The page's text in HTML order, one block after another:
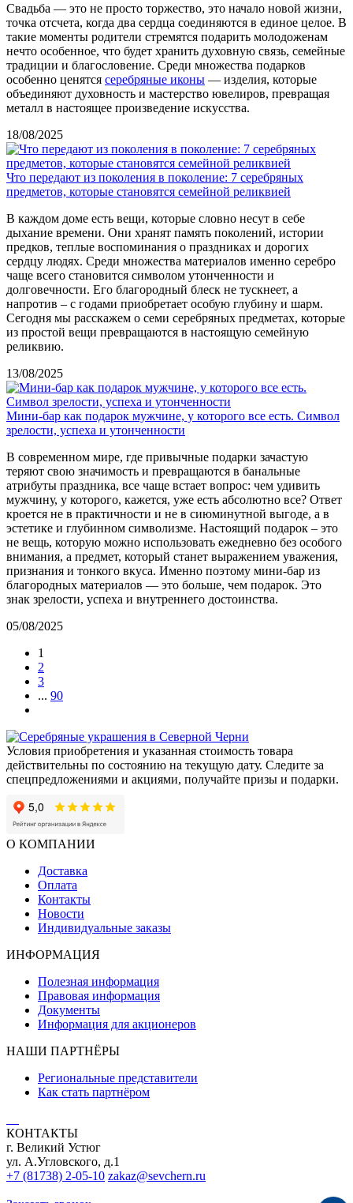
Свадьба — это не просто торжество, это начало новой жизни,
точка отсчета, когда два сердца соединяются в единое целое. В
такие моменты родители стремятся подарить молодоженам
нечто особенное, что будет хранить духовную связь, семейные
традиции и благословение. Среди множества подарков
особенно ценятся серебряные иконы — изделия, которые
объединяют духовность и мастерство ювелиров, превращая
металл в настоящее произведение искусства.
18/08/2025
Что передают из поколения в поколение: 7 серебряных
предметов, которые становятся семейной реликвией
В каждом доме есть вещи, которые словно несут в себе
дыхание времени. Они хранят память поколений, истории
предков, теплые воспоминания о праздниках и дорогих
сердцу людях. Среди множества материалов именно серебро
чаще всего становится символом утонченности и
долговечности. Его благородный блеск не тускнеет, а
напротив – с годами приобретает особую глубину и шарм.
Сегодня мы расскажем о семи серебряных предметах, которые
из простой вещи превращаются в настоящую семейную
реликвию.
13/08/2025
Мини-бар как подарок мужчине, у которого все есть. Символ
зрелости, успеха и утонченности
В современном мире, где привычные подарки зачастую
теряют свою значимость и превращаются в банальные
атрибуты праздника, все чаще встает вопрос: чем удивить
мужчину, у которого, кажется, уже есть абсолютно все? Ответ
кроется не в практичности и не в сиюминутной выгоде, а в
эстетике и глубинном символизме. Настоящий подарок – это
не вещь, которую можно использовать ежедневно без особого
внимания, а предмет, который станет выражением уважения,
признания и тонкого вкуса. Именно поэтому мини-бар из
благородных материалов — это больше, чем подарок. Это
знак зрелости, успеха и внутреннего достоинства.
05/08/2025
1
2
3
... 90
Условия приобретения и указанная стоимость товара
действительны по состоянию на текущую дату. Следите за
спецпредложениями и акциями, получайте призы и подарки.
О КОМПАНИИ
Доставка
Оплата
Контакты
Новости
Индивидуальные заказы
ИНФОРМАЦИЯ
Полезная информация
Правовая информация
Документы
Информация для акционеров
НАШИ ПАРТНЁРЫ
Региональные представители
Как стать партнёром
КОНТАКТЫ
г. Великий Устюг
ул. А.Угловского, д.1
+7 (81738) 2-05-10 zakaz@sevchern.ru